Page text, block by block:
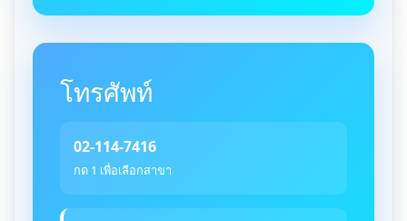
โทรศัพท์
02-114-7416
กด 1 เพื่อเลือกสาขา